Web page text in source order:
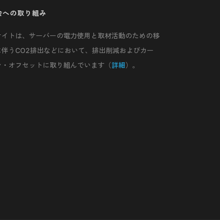
への取り組み
イトは、サーバーの電力使用と取材活動のための移
うCO2排出などにおいて、排出削減およびカー
・オフセットに取り組んでいます（詳細）。